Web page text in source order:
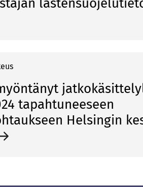
tapahtuneeseen
Helsingin